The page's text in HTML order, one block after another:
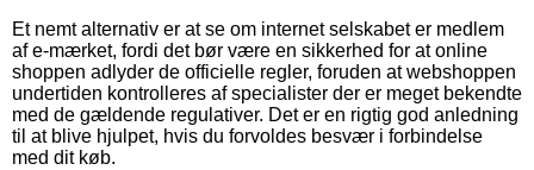
Et nemt alternativ er at se om internet selskabet er medlem
af e-mærket, fordi det bør være en sikkerhed for at online
shoppen adlyder de officielle regler, foruden at webshoppen
undertiden kontrolleres af specialister der er meget bekendte
med de gældende regulativer. Det er en rigtig god anledning
til at blive hjulpet, hvis du forvoldes besvær i forbindelse
med dit køb.